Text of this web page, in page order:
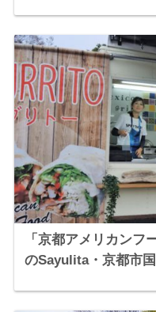
「京都アメリカンフ
のSayulita・京都市